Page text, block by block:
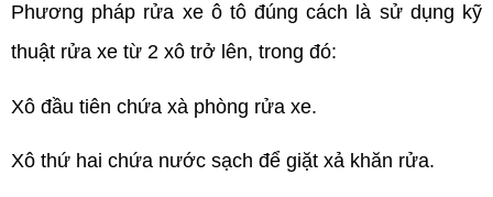
Phương pháp rửa xe ô tô đúng cách là sử dụng kỹ
thuật rửa xe từ 2 xô trở lên, trong đó:
Xô đầu tiên chứa xà phòng rửa xe.
Xô thứ hai chứa nước sạch để giặt xả khăn rửa.